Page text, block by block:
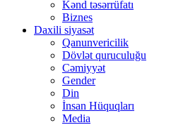
Kənd təsərrüfatı
Biznes
Daxili siyasət
Qanunvericilik
Dövlət quruculuğu
Cəmiyyət
Gender
Din
İnsan Hüquqları
Media